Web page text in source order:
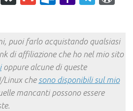
puoi farlo acquistando qualsiasi
di affiliazione che ho nel mio sito
oppure alcune di queste
Linux che sono disponibili sul mio
mancanti possono essere